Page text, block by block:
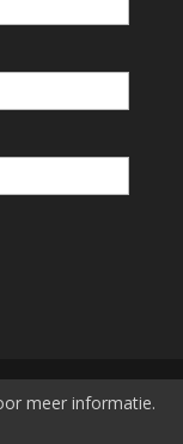
meer informatie.